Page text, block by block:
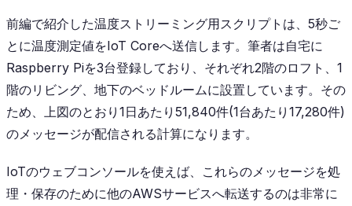
前編で紹介した温度ストリーミング用スクリプトは、5秒ご
とに温度測定値をIoT Coreへ送信します。筆者は自宅に
Raspberry Piを3台登録しており、それぞれ2階のロフト、1
階のリビング、地下のベッドルームに設置しています。その
ため、上図のとおり1日あたり51,840件(1台あたり17,280件)
のメッセージが配信される計算になります。
IoTのウェブコンソールを使えば、これらのメッセージを処
理・保存のために他のAWSサービスへ転送するのは非常に